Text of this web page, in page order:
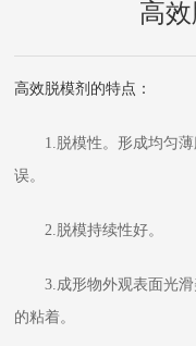
高
高效脱模剂的特点：
1.脱模性。形成均匀薄
误。
2.脱模持续性好。
3.成形物外观表面光滑
的粘着。